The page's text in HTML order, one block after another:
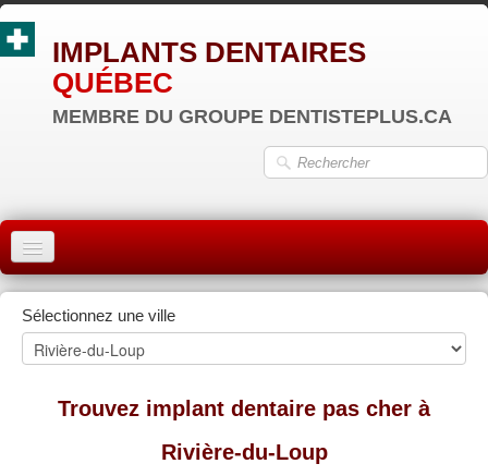
IMPLANTS DENTAIRES
QUÉBEC
MEMBRE DU GROUPE DENTISTEPLUS.CA
ACCUEIL
MONTRÉAL
QUÉBEC
LAVAL
Sélectionnez une ville
Trouvez implant dentaire pas cher à
Rivière-du-Loup